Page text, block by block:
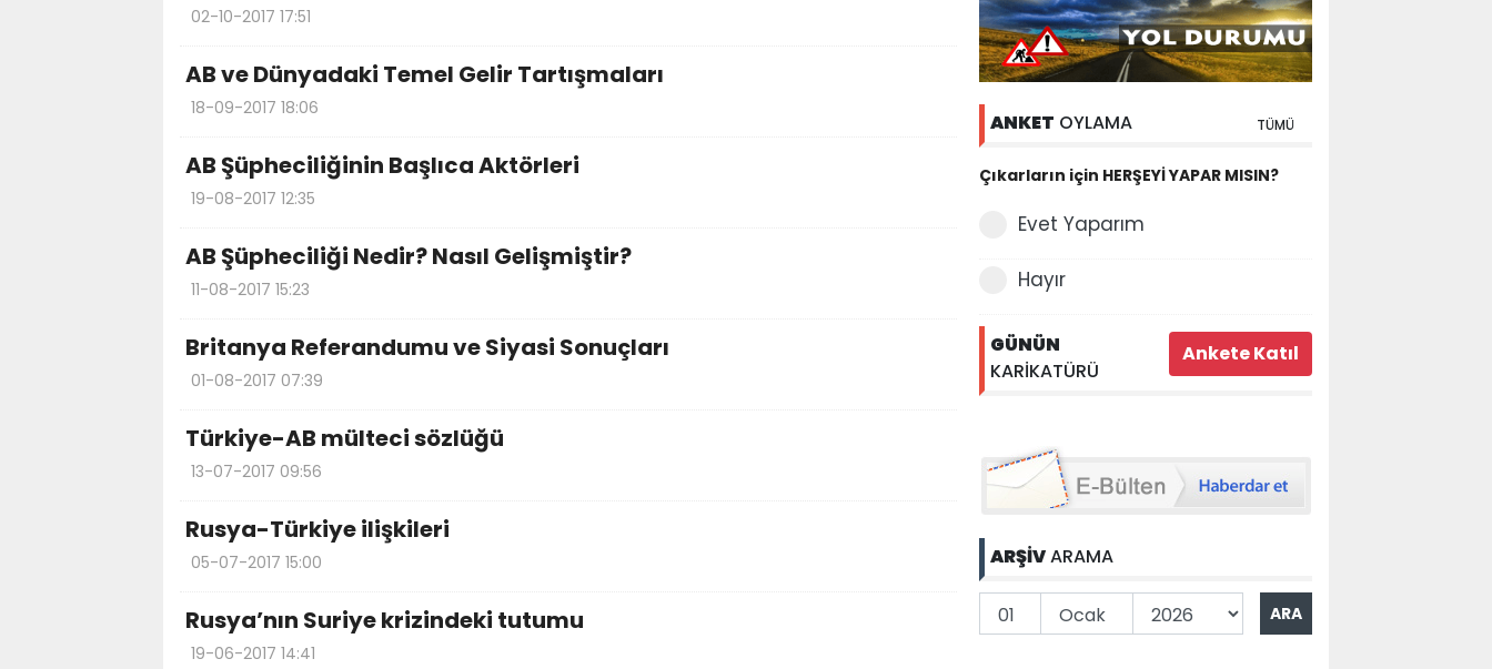
02-10-2017 17:51
AB ve Dünyadaki Temel Gelir Tartışmaları
18-09-2017 18:06
AB Şüpheciliğinin Başlıca Aktörleri
19-08-2017 12:35
AB Şüpheciliği Nedir? Nasıl Gelişmiştir?
11-08-2017 15:23
Britanya Referandumu ve Siyasi Sonuçları
01-08-2017 07:39
Türkiye-AB mülteci sözlüğü
13-07-2017 09:56
Rusya-Türkiye ilişkileri
05-07-2017 15:00
Rusya’nın Suriye krizindeki tutumu
19-06-2017 14:41
ANKET OYLAMA TÜMÜ
Çıkarların için HERŞEYİ YAPAR MISIN?
Evet Yaparım
Hayır
GÜNÜN
KARİKATÜRÜ
ARŞİVARAMA